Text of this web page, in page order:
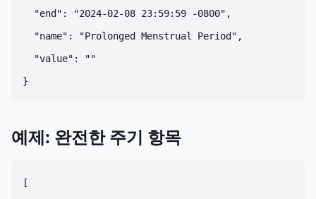
  "end": "2024-02-08 23:59:59 -0800",
  "name": "Prolonged Menstrual Period",
  "value": ""
예제: 완전한 주기 항목
[